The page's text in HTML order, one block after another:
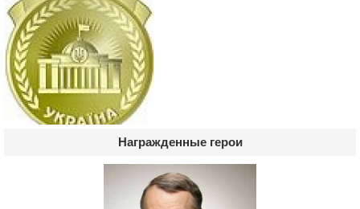
Награжденные герои